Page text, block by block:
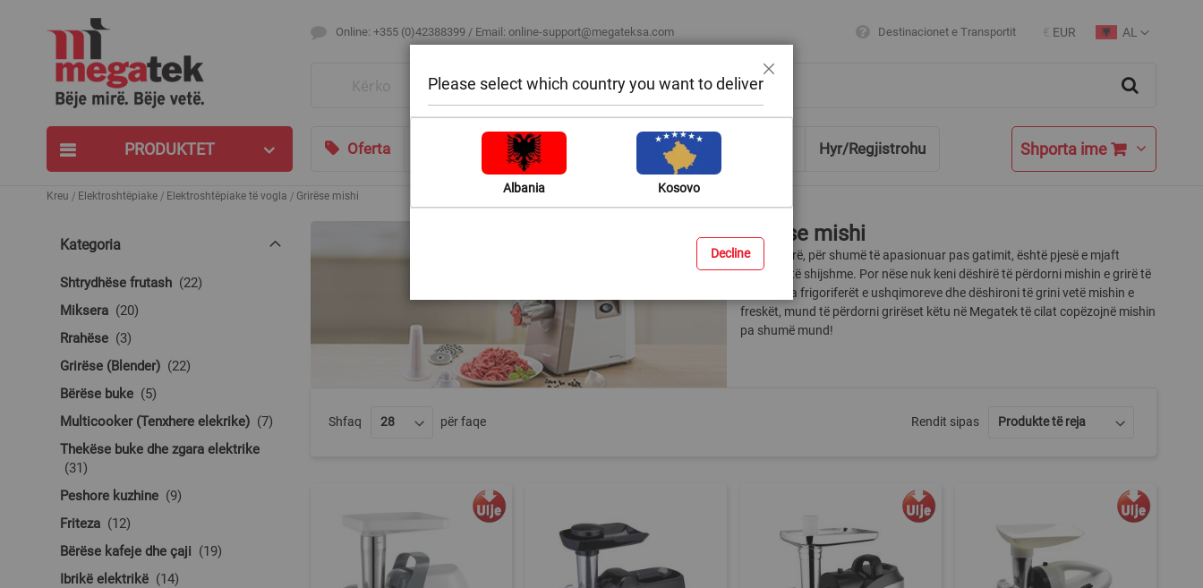
Online: +355 (0)42388399 / Email: online-support@megateksa.com Destinacionet e Transportit
Currency
€ EUR
Language
AL
PRODUKTET Oferta Bli sipas ambientit Ndihmë & Këshilla Hyr/Regjistrohu Shporta ime
Kreu Elektroshtëpiake Elektroshtëpiake të vogla Grirëse mishi
Grirëse mishi
Mishi i grirë, për shumë të apasionuar pas gatimit, është pjesë e mjaft
recetave të shijshme. Por nëse nuk keni dëshirë të përdorni mishin e grirë të
marrë nga frigoriferët e ushqimoreve dhe dëshironi të grini vetë mishin e
freskët, mund të përdorni grirëset këtu në Megatek të cilat copëzojnë mishin
pa shumë mund!
Shfaq për faqe Rendit sipas
Kategoria
Shtrydhëse frutash 22produkte
Miksera
20produkte
Rrahëse
3produkte
Grirëse (Blender)
22produkte
Bërëse buke
5produkte
Multicooker (Tenxhere elekrike)
7produkte
Thekëse buke dhe zgara elektrike
31produkte
Peshore kuzhine
9produkte
Friteza
12produkte
Bërëse kafeje dhe çaji
19produkte
Ibrikë elektrikë
14produkte
Please select which country you want to deliver
Albania Kosovo
Decline